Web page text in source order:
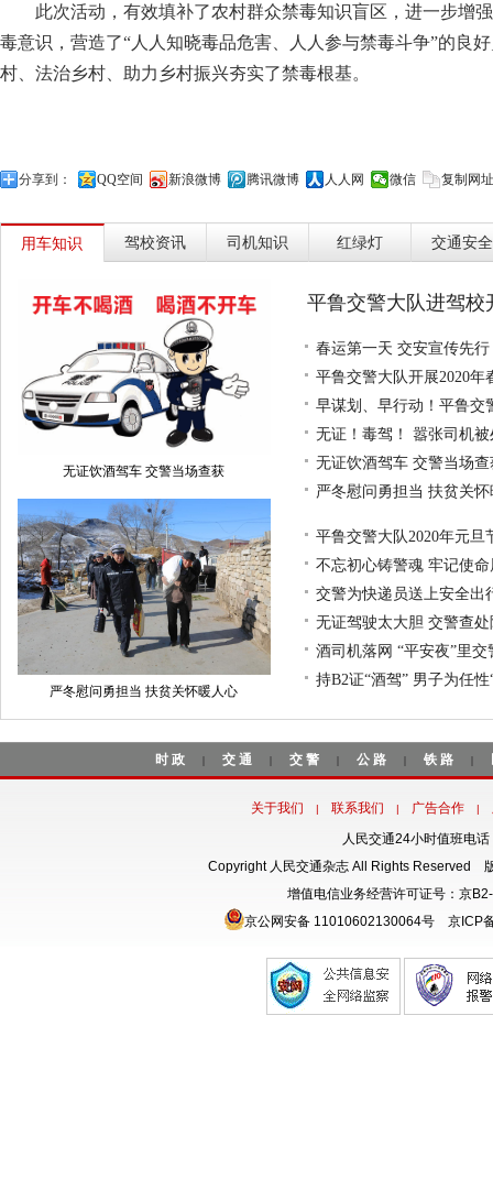
此次活动，有效填补了农村群众禁毒知识盲区，进一步增
毒意识，营造了“人人知晓毒品危害、人人参与禁毒斗争”的良
村、法治乡村、助力乡村振兴夯实了禁毒根基。
分享到： QQ空间 新浪微博 腾讯微博 人人网 微信 复制网址
用车知识 驾校资讯 司机知识 红绿灯 交通安全
无证饮酒驾车 交警当场查获
严冬慰问勇担当 扶贫关怀暖人心
平鲁交警大队进驾
春运第一天 交安宣传先行
平鲁交警大队开展2020年
早谋划、早行动！平鲁交
无证！毒驾！ 嚣张司机被
无证饮酒驾车 交警当场查
严冬慰问勇担当 扶贫关
平鲁交警大队2020年元旦
不忘初心铸警魂 牢记使
交警为快递员送上安全出
无证驾驶太大胆 交警查
酒司机落网 “平安夜”里交
持B2证“酒驾” 男子为任性
时政 | 交通 | 交警 | 公路 | 铁路 |
关于我们 | 联系我们 | 广告合作 |
人民交通24小时值班电
Copyright 人民交通杂志 All Rights Reserved
增值电信业务经营许可证号：京
京公网安备 11010602130064号
京ICP